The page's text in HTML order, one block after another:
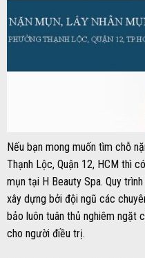
Nếu bạn mong muốn tìm chỗ
Thạnh Lộc, Quận 12, HCM thì
mụn tại H Beauty Spa. Quy
xây dựng bởi đội ngũ các
bảo luôn tuân thủ nghiêm ngặt
cho người điều trị.